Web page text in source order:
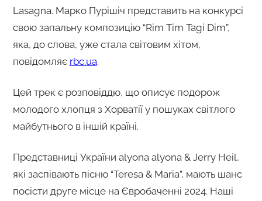
Lasagna. Марко Пурішіч представить на конкурсі
свою запальну композицію “Rim Tim Tagi Dim”,
яка, до слова, уже стала світовим хітом,
повідомляє rbc.ua.
Цей трек є розповіддю, що описує подорож
молодого хлопця з Хорватії у пошуках світлого
майбутнього в іншій країні.
Представниці України alyona alyona & Jerry Heil,
які заспівають пісню “Teresa & Maria”, мають шанс
посісти друге місце на Євробаченні 2024. Наші